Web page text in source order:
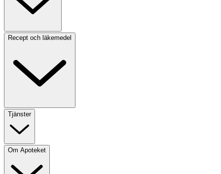
Recept och läkemedel
Tjänster
Om Apoteket